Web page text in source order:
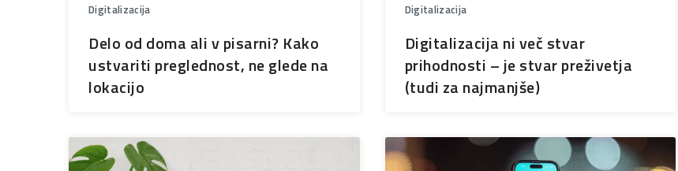
Digitalizacija
Delo od doma ali v pisarni? Kako
ustvariti preglednost, ne glede na
lokacijo
Digitalizacija
Digitalizacija ni več stvar
prihodnosti – je stvar preživetja
(tudi za najmanjše)